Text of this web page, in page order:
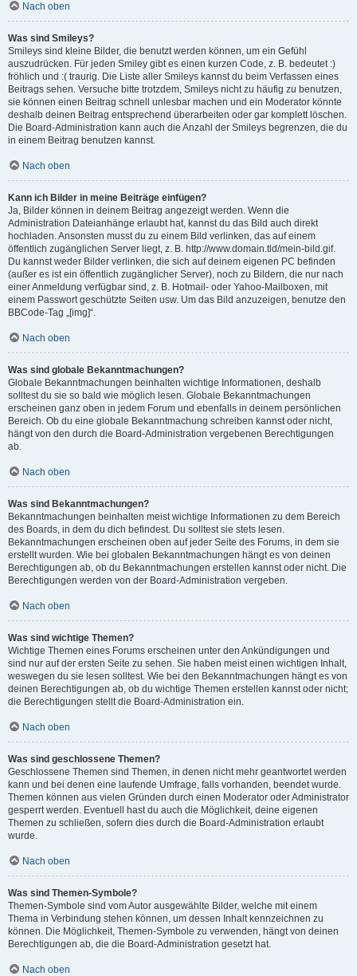
Nach oben
Was sind Smileys?
Smileys sind kleine Bilder, die benutzt werden können, um ein Gefühl
auszudrücken. Für jeden Smiley gibt es einen kurzen Code, z. B. bedeutet :)
fröhlich und :( traurig. Die Liste aller Smileys kannst du beim Verfassen eines
Beitrags sehen. Versuche bitte trotzdem, Smileys nicht zu häufig zu benutzen,
sie können einen Beitrag schnell unlesbar machen und ein Moderator könnte
deshalb deinen Beitrag entsprechend überarbeiten oder gar komplett löschen.
Die Board-Administration kann auch die Anzahl der Smileys begrenzen, die du
in einem Beitrag benutzen kannst.
Nach oben
Kann ich Bilder in meine Beiträge einfügen?
Ja, Bilder können in deinem Beitrag angezeigt werden. Wenn die
Administration Dateianhänge erlaubt hat, kannst du das Bild auch direkt
hochladen. Ansonsten musst du zu einem Bild verlinken, das auf einem
öffentlich zugänglichen Server liegt, z. B. http://www.domain.tld/mein-bild.gif.
Du kannst weder Bilder verlinken, die sich auf deinem eigenen PC befinden
(außer es ist ein öffentlich zugänglicher Server), noch zu Bildern, die nur nach
einer Anmeldung verfügbar sind, z. B. Hotmail- oder Yahoo-Mailboxen, mit
einem Passwort geschützte Seiten usw. Um das Bild anzuzeigen, benutze den
BBCode-Tag „[img]“.
Nach oben
Was sind globale Bekanntmachungen?
Globale Bekanntmachungen beinhalten wichtige Informationen, deshalb
solltest du sie so bald wie möglich lesen. Globale Bekanntmachungen
erscheinen ganz oben in jedem Forum und ebenfalls in deinem persönlichen
Bereich. Ob du eine globale Bekanntmachung schreiben kannst oder nicht,
hängt von den durch die Board-Administration vergebenen Berechtigungen
ab.
Nach oben
Was sind Bekanntmachungen?
Bekanntmachungen beinhalten meist wichtige Informationen zu dem Bereich
des Boards, in dem du dich befindest. Du solltest sie stets lesen.
Bekanntmachungen erscheinen oben auf jeder Seite des Forums, in dem sie
erstellt wurden. Wie bei globalen Bekanntmachungen hängt es von deinen
Berechtigungen ab, ob du Bekanntmachungen erstellen kannst oder nicht. Die
Berechtigungen werden von der Board-Administration vergeben.
Nach oben
Was sind wichtige Themen?
Wichtige Themen eines Forums erscheinen unter den Ankündigungen und
sind nur auf der ersten Seite zu sehen. Sie haben meist einen wichtigen Inhalt,
weswegen du sie lesen solltest. Wie bei den Bekanntmachungen hängt es von
deinen Berechtigungen ab, ob du wichtige Themen erstellen kannst oder nicht;
die Berechtigungen stellt die Board-Administration ein.
Nach oben
Was sind geschlossene Themen?
Geschlossene Themen sind Themen, in denen nicht mehr geantwortet werden
kann und bei denen eine laufende Umfrage, falls vorhanden, beendet wurde.
Themen können aus vielen Gründen durch einen Moderator oder Administrator
gesperrt werden. Eventuell hast du auch die Möglichkeit, deine eigenen
Themen zu schließen, sofern dies durch die Board-Administration erlaubt
wurde.
Nach oben
Was sind Themen-Symbole?
Themen-Symbole sind vom Autor ausgewählte Bilder, welche mit einem
Thema in Verbindung stehen können, um dessen Inhalt kennzeichnen zu
können. Die Möglichkeit, Themen-Symbole zu verwenden, hängt von deinen
Berechtigungen ab, die die Board-Administration gesetzt hat.
Nach oben